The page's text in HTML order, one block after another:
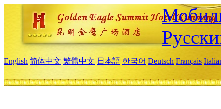
English 简体中文 繁體中文 日本語 한국어 Deutsch Français